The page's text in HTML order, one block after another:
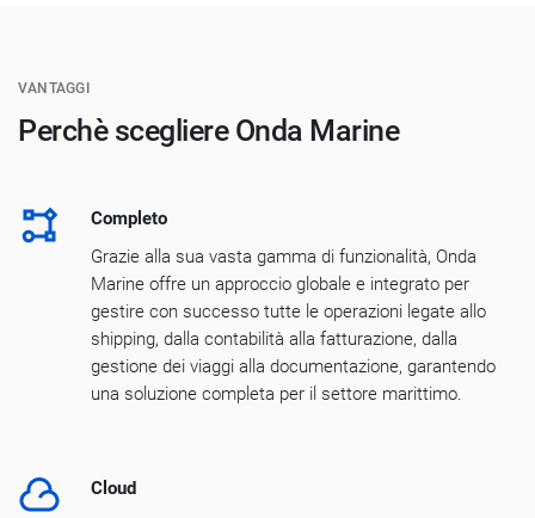
VANTAGGI
Perchè scegliere Onda Marine
Completo
Grazie alla sua vasta gamma di funzionalità, Onda
Marine offre un approccio globale e integrato per
gestire con successo tutte le operazioni legate allo
shipping, dalla contabilità alla fatturazione, dalla
gestione dei viaggi alla documentazione, garantendo
una soluzione completa per il settore marittimo.
Cloud